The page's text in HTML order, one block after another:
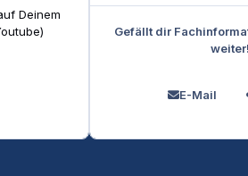
Deinem
Gefällt dir
weiter!
E-Mail